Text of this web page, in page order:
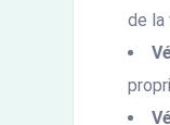
de la